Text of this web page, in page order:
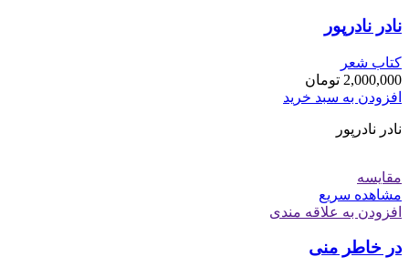
نادر نادرپور
کتاب شعر
2,000,000 تومان
افزودن به سبد خرید
نادر نادرپور
مقایسه
مشاهده سریع
افزودن به علاقه مندی
در خاطر منی